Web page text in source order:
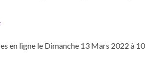
en ligne le Dimanche 13 Mars 2022 à